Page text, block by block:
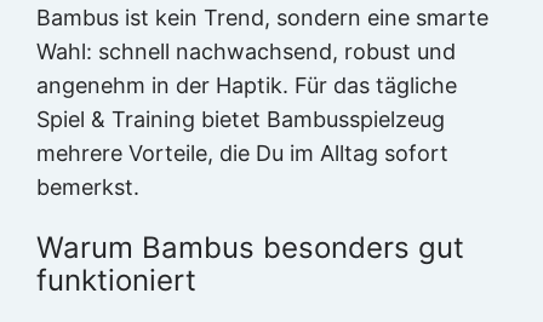
Bambus ist kein Trend, sondern eine smarte
Wahl: schnell nachwachsend, robust und
angenehm in der Haptik. Für das tägliche
Spiel & Training bietet Bambusspielzeug
mehrere Vorteile, die Du im Alltag sofort
bemerkst.
Warum Bambus besonders gut
funktioniert